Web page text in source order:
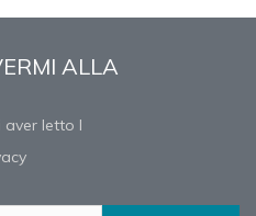
ALLA
aver letto l